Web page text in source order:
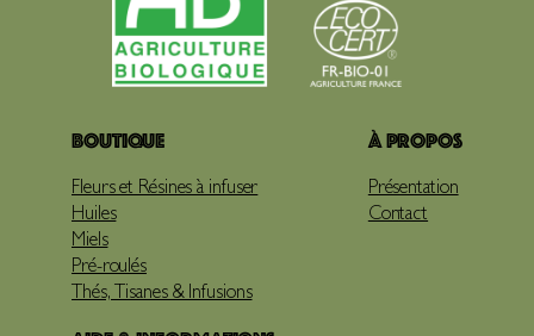
Boutique
Fleurs et Résines à infuser
Huiles
Miels
Pré-roulés
Thés, Tisanes & Infusions
À propos
Présentation
Contact